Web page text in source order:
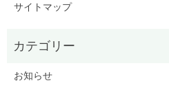
サイトマップ
お知らせ